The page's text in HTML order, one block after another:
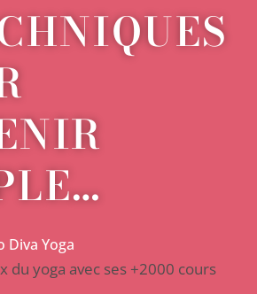
Diva Yoga
du yoga avec ses +2000 cours